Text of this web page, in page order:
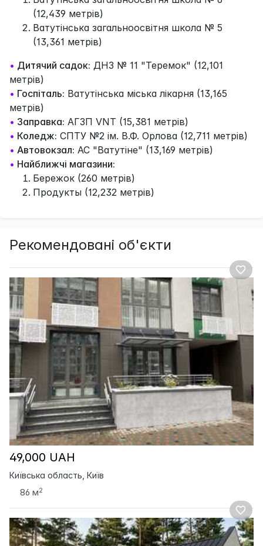
(12,439 метрів)
Ватутінська загальноосвітня школа № 5
(13,361 метрів)
• Дитячий садок: ДНЗ № 11 "Теремок" (12,101
метрів)
• Госпіталь: Ватутінська міська лікарня (13,165
метрів)
• Заправка: АГЗП VNT (15,381 метрів)
• Коледж: СПТУ №2 ім. В.Ф. Орлова (12,711 метрів)
• Автовокзал: АС "Ватутіне" (13,169 метрів)
• Найближчі магазини:
Бережок (260 метрів)
Продукты (12,232 метрів)
Рекомендовані об'єкти
49,000 UAH
Київська область, Київ
86 м2